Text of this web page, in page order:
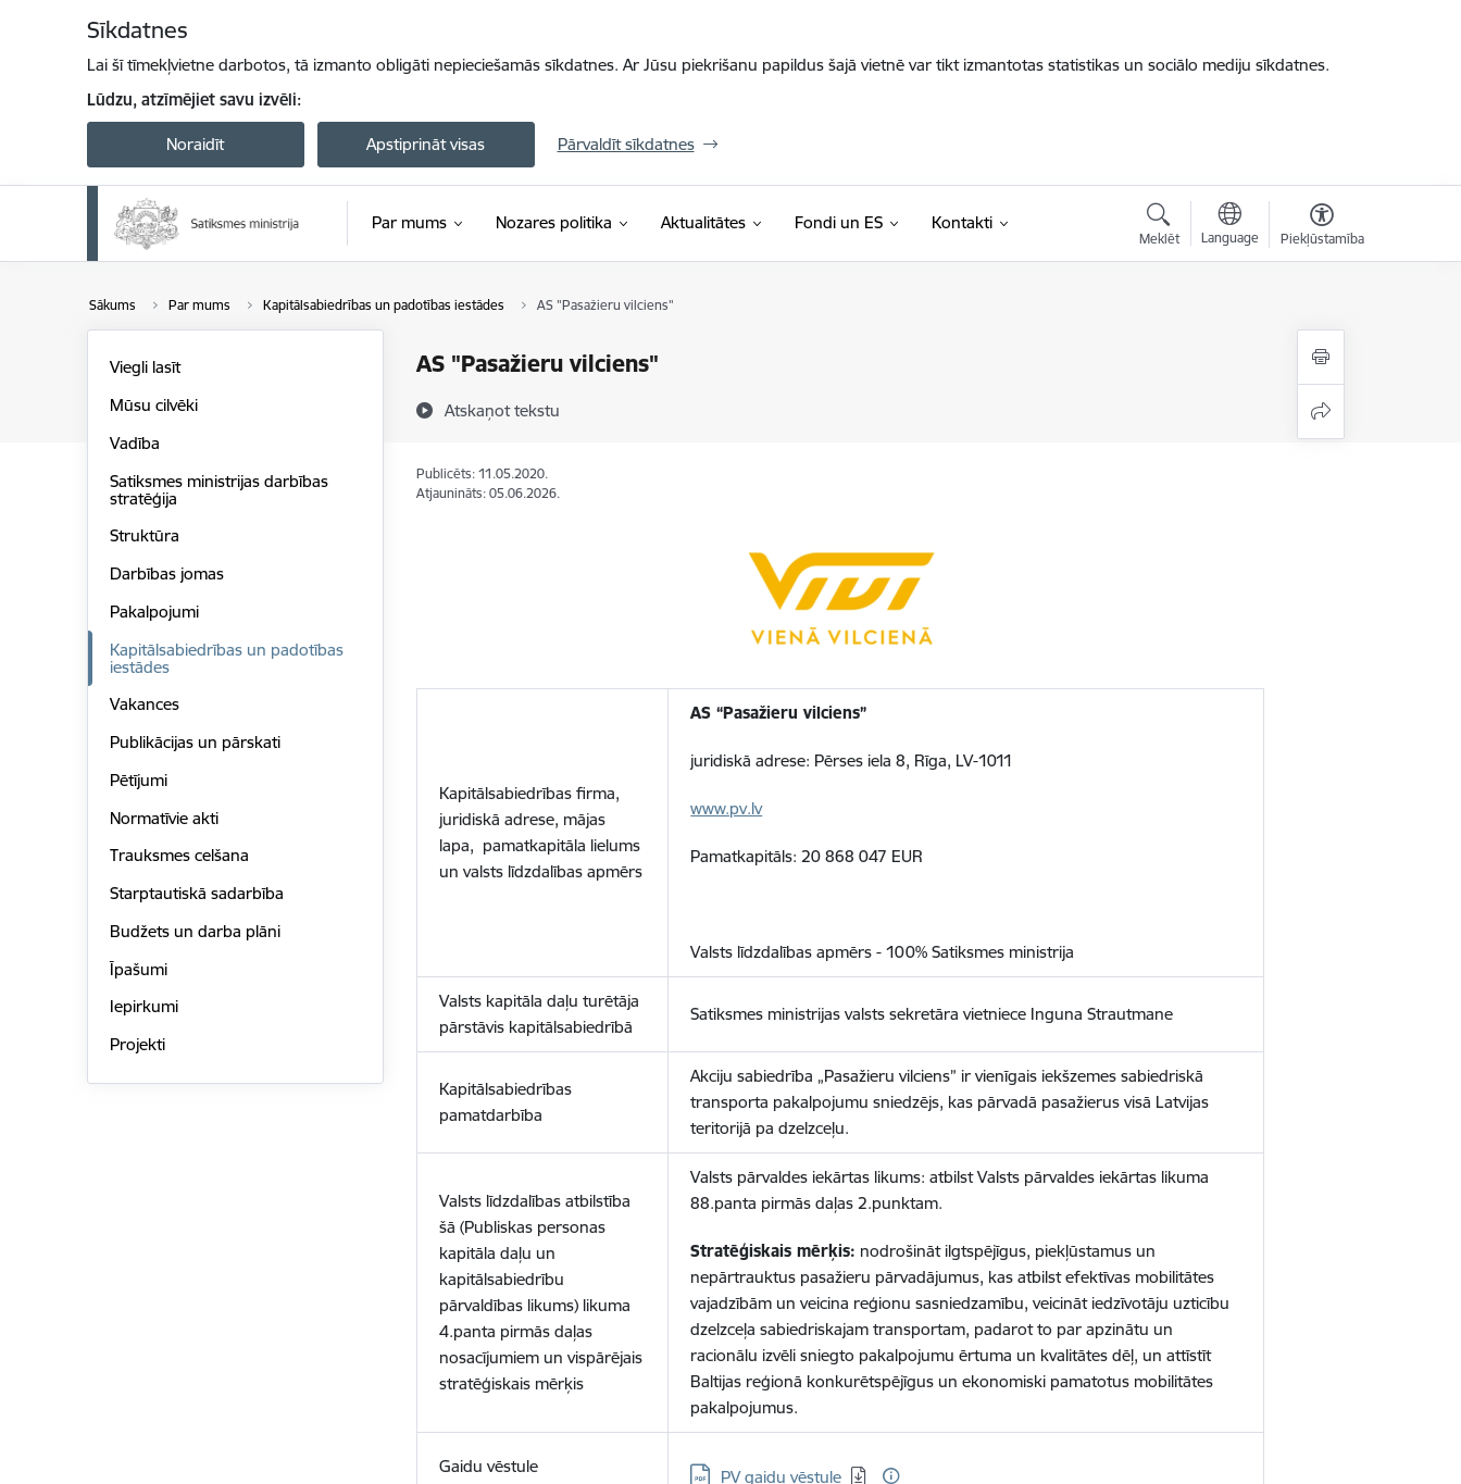
Sīkdatnes
Lai šī tīmekļvietne darbotos, tā izmanto obligāti nepieciešamās sīkdatnes. Ar Jūsu piekrišanu papildus šajā vietnē var tikt izmantotas statistikas un sociālo mediju sīkdatnes.
Lūdzu, atzīmējiet savu izvēli:
Noraidīt Apstiprināt visas Pārvaldīt sīkdatnes
Par mums Nozares politika Aktualitātes Fondi un ES Kontakti
Meklēt Language Piekļūstamība
Sākums Par mums Kapitālsabiedrības un padotības iestādes AS "Pasažieru vilciens"
AS "Pasažieru vilciens"
Atskaņot tekstu
Viegli lasīt
Mūsu cilvēki
Vadība
Satiksmes ministrijas darbības
stratēģija
Struktūra
Darbības jomas
Pakalpojumi
Kapitālsabiedrības un padotības
iestādes
Vakances
Publikācijas un pārskati
Pētījumi
Normatīvie akti
Trauksmes celšana
Starptautiskā sadarbība
Budžets un darba plāni
Īpašumi
Iepirkumi
Projekti
Publicēts: 11.05.2020.
Atjaunināts: 05.06.2026.
Kapitālsabiedrības firma,
juridiskā adrese, mājas
lapa, pamatkapitāla lielums
un valsts līdzdalības apmērs
AS “Pasažieru vilciens”
juridiskā adrese: Pērses iela 8, Rīga, LV-1011
www.pv.lv
Pamatkapitāls: 20 868 047 EUR
Valsts līdzdalības apmērs - 100% Satiksmes ministrija
Valsts kapitāla daļu turētāja
pārstāvis kapitālsabiedrībā
Satiksmes ministrijas valsts sekretāra vietniece Inguna Strautmane
Kapitālsabiedrības
pamatdarbība
Akciju sabiedrība „Pasažieru vilciens” ir vienīgais iekšzemes sabiedriskā
transporta pakalpojumu sniedzējs, kas pārvadā pasažierus visā Latvijas
teritorijā pa dzelzceļu.
Valsts līdzdalības atbilstība
šā (Publiskas personas
kapitāla daļu un
kapitālsabiedrību
pārvaldības likums) likuma
4.panta pirmās daļas
nosacījumiem un vispārējais
stratēģiskais mērķis
Valsts pārvaldes iekārtas likums: atbilst Valsts pārvaldes iekārtas likuma
88.panta pirmās daļas 2.punktam.
Stratēģiskais mērķis: nodrošināt ilgtspējīgus, piekļūstamus un
nepārtrauktus pasažieru pārvadājumus, kas atbilst efektīvas mobilitātes
vajadzībām un veicina reģionu sasniedzamību, veicināt iedzīvotāju uzticību
dzelzceļa sabiedriskajam transportam, padarot to par apzinātu un
racionālu izvēli sniegto pakalpojumu ērtuma un kvalitātes dēļ, un attīstīt
Baltijas reģionā konkurētspējīgus un ekonomiski pamatotus mobilitātes
pakalpojumus.
Gaidu vēstule Lejupielādēt:
PV gaidu vēstule